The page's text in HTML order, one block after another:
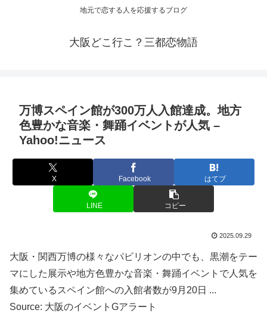
地元で恋する人を応援するブログ
大阪どこ行こ？三都恋物語
万博スペイン館が300万人入館達成。地方
色豊かな音楽・舞踊イベント が人気 –
Yahoo!ニュース
X Facebook はてブ
LINE コピー
2025.09.29
大阪・関西万博の様々なパビリオンの中でも、黒潮をテー
マにした展示や地方色豊かな音楽・舞踊イベントで人気を
集めているスペイン館への入館者数が9月20日 ...
Source: 大阪のイベントGアラート